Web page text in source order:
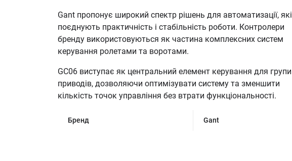
Gant пропонує широкий спектр рішень для автоматизації, які
поєднують практичність і стабільність роботи. Контролери
бренду використовуються як частина комплексних систем
керування ролетами та воротами.
GC06 виступає як центральний елемент керування для групи
приводів, дозволяючи оптимізувати систему та зменшити
кількість точок управління без втрати функціональності.
Бренд Gant